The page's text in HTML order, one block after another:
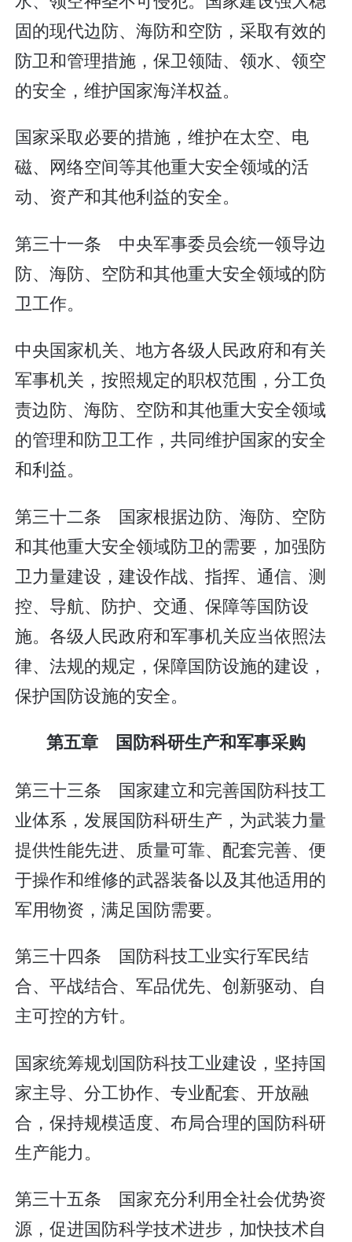
固的现代边防、海防和空防，采取有效的
防卫和管理措施，保卫领陆、领水、领空
的安全，维护国家海洋权益。
国家采取必要的措施，维护在太空、电
磁、网络空间等其他重大安全领域的活
动、资产和其他利益的安全。
第三十一条 中央军事委员会统一领导边
防、海防、空防和其他重大安全领域的防
卫工作。
中央国家机关、地方各级人民政府和有关
军事机关，按照规定的职权范围，分工负
责边防、海防、空防和其他重大安全领域
的管理和防卫工作，共同维护国家的安全
和利益。
第三十二条 国家根据边防、海防、空防
和其他重大安全领域防卫的需要，加强防
卫力量建设，建设作战、指挥、通信、测
控、导航、防护、交通、保障等国防设
施。各级人民政府和军事机关应当依照法
律、法规的规定，保障国防设施的建设，
保护国防设施的安全。
第五章 国防科研生产和军事采购
第三十三条 国家建立和完善国防科技工
业体系，发展国防科研生产，为武装力量
提供性能先进、质量可靠、配套完善、便
于操作和维修的武器装备以及其他适用的
军用物资，满足国防需要。
第三十四条 国防科技工业实行军民结
合、平战结合、军品优先、创新驱动、自
主可控的方针。
国家统筹规划国防科技工业建设，坚持国
家主导、分工协作、专业配套、开放融
合，保持规模适度、布局合理的国防科研
生产能力。
第三十五条 国家充分利用全社会优势资
源，促进国防科学技术进步，加快技术自